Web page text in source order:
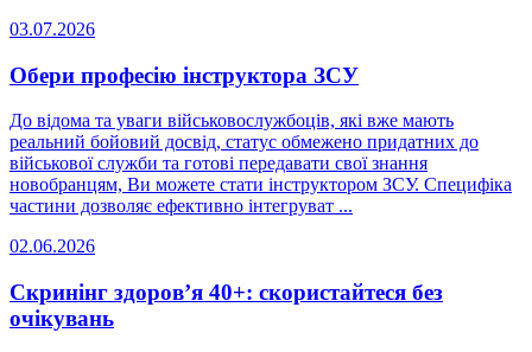
03.07.2026
Обери професію інструктора ЗСУ
До відома та уваги військовослужбоців, які вже мають
реальний бойовий досвід, статус обмежено придатних до
військової служби та готові передавати свої знання
новобранцям, Ви можете стати інструктором ЗСУ. Специфіка
частини дозволяє ефективно інтегруват ...
02.06.2026
Скринінг здоров’я 40+: скористайтеся без
очікувань